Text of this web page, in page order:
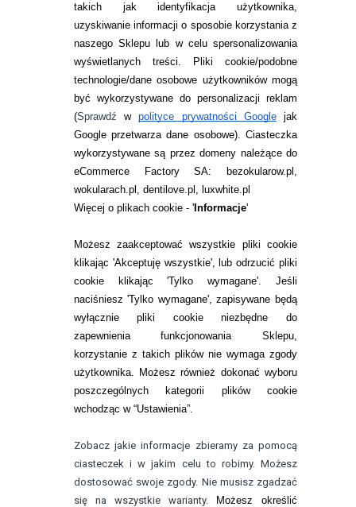
takich jak identyfikacja użytkownika,
uzyskiwanie informacji o sposobie korzystania z
naszego Sklepu lub w celu spersonalizowania
wyświetlanych treści.
Pliki cookie/podobne
technologie/dane osobowe użytkowników mogą
być wykorzystywane do personalizacji reklam
(Sprawdźwpolityce prywatności Googlejak
Google przetwarza dane osobowe). Ciasteczka
wykorzystywane są przez domeny należące do
eCommerce Factory SA: bezokularow.pl,
wokularach.pl, dentilove.pl, luxwhite.pl
Więcej o plikach cookie - 'Informacje'
Możesz zaakceptować wszystkie pliki cookie
klikając 'Akceptuję wszystkie', lub odrzucić pliki
cookie klikając 'Tylko wymagane'. Jeśli
naciśniesz 'Tylko wymagane', zapisywane będą
wyłącznie pliki cookie niezbędne do
zapewnienia funkcjonowania Sklepu,
korzystanie z takich plików nie wymaga zgody
użytkownika. Możesz również dokonać wyboru
poszczególnych kategorii plików cookie
wchodząc w “Ustawienia”.
Zobacz jakie informacje zbieramy za pomocą
ciasteczek i w jakim celu to robimy. Możesz
dostosować swoje zgody. Nie musisz zgadzać
się na wszystkie warianty.
Możesz określić
INFORMACJE KONTAKTOWE
JAK ZAMAWIAĆ?
ZWROTY I REKLAMACJA
WARUNKI ZAKUPÓW
RANKINGI SOCZEWEK
SOCZEWKI KOLOROWE
Zwrot (odstąpienie od umowy)
ZMIEŃ USTAWIENIA ZGODY NA CIASTECZKA
KONTAKT
telefon:
22 113 44 42
telefon:
732 08 08 72
kontakt@bezokularow.pl